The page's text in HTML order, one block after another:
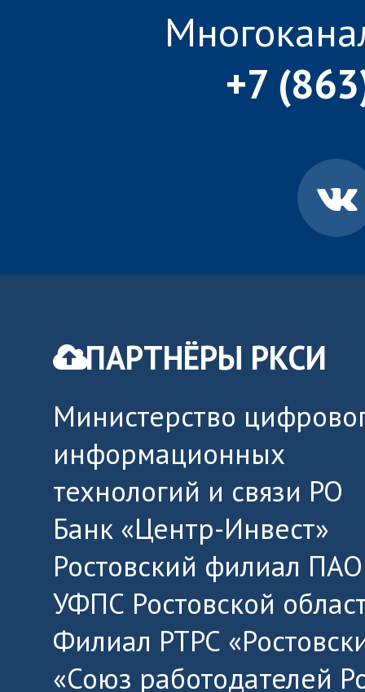
+7
ПАРТНЁРЫ РКСИ
Министерство
информационных
технологий и связи РО
Банк «Центр-Инвест»
Ростовский филиал
УФПС Ростовской
Филиал РТРС
«Союз работодателей